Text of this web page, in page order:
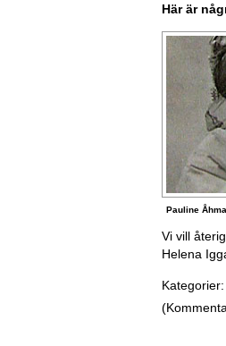
Här är
Pauline
Vi vill
Helena
Kategorier: